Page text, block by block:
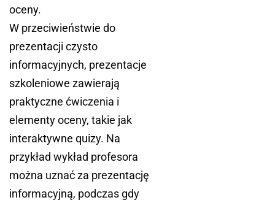
oceny.
W przeciwieństwie do
prezentacji czysto
informacyjnych, prezentacje
szkoleniowe zawierają
praktyczne ćwiczenia i
elementy oceny, takie jak
interaktywne quizy. Na
przykład wykład profesora
można uznać za prezentację
informacyjną, podczas gdy